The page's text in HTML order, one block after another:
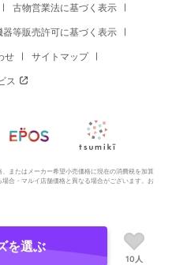
古物営業法に基づく表示
等販売許可に基づく表示
せ サイトマップ
ス
またはメーカー希望小売価格に現在の消費税を加算
合・マルイ店舗価格と異なる場合がございます。お
MARUI Co., Ltd
を選ぶ
10人